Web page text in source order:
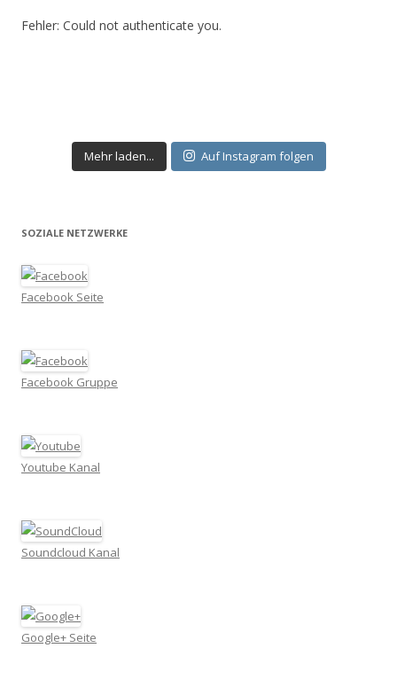
Fehler: Could not authenticate you.
Mehr laden... Auf Instagram folgen
SOZIALE NETZWERKE
Facebook Seite
Facebook Gruppe
Youtube Kanal
Soundcloud Kanal
Google+ Seite